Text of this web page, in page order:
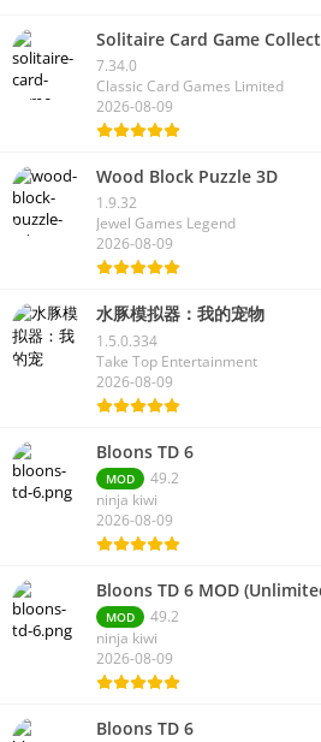
Solitaire Card Game
7.34.0
Classic Card Games Limited
2026-08-09
Wood Block Puzzle 3D
1.9.32
Jewel Games Legend
2026-08-09
水豚模拟器：我的宠物
1.5.0.334
Take Top Entertainment
2026-08-09
Bloons TD 6
MOD
49.2
ninja kiwi
2026-08-09
Bloons TD 6 MOD
MOD
49.2
ninja kiwi
2026-08-09
Bloons TD 6